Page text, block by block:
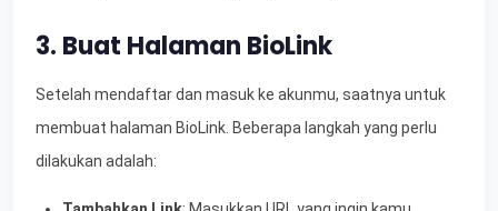
3. Buat Halaman BioLink
Setelah mendaftar dan masuk ke akunmu, saatnya untuk
membuat halaman BioLink. Beberapa langkah yang perlu
dilakukan adalah: